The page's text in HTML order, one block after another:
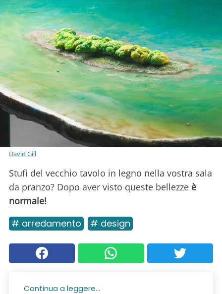
David Gill
Stufi del vecchio tavolo in legno nella vostra sala
da pranzo? Dopo aver visto queste bellezze è
normale!
# arredamento # design
Continua a leggere...